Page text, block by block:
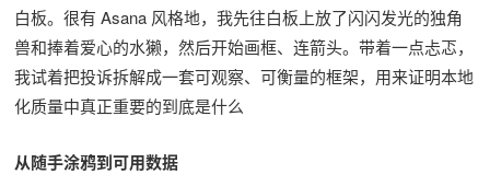
白板。很有 Asana 风格地，我先往白板上放了闪闪发光的独角
兽和捧着爱心的水獭，然后开始画框、连箭头。带着一点忐忑，
我试着把投诉拆解成一套可观察、可衡量的框架，用来证明本地
化质量中真正重要的到底是什么
从随手涂鸦到可用数据